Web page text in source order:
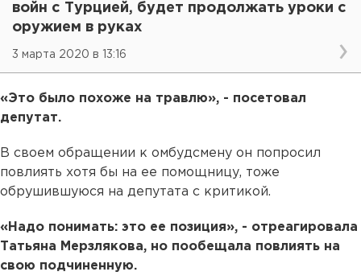
войн с Турцией, будет продолжать уроки с
оружием в руках
3 марта 2020 в 13:16
«Это было похоже на травлю», - посетовал
депутат.
В своем обращении к омбудсмену он попросил
повлиять хотя бы на ее помощницу, тоже
обрушившуюся на депутата с критикой.
«Надо понимать: это ее позиция», - отреагировала
Татьяна Мерзлякова, но пообещала повлиять на
свою подчиненную.